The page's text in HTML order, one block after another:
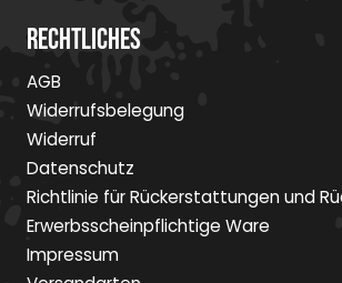
Rechtliches
AGB
Widerrufsbelegung
Widerruf
Datenschutz
Richtlinie für Rückerstattungen und
Erwerbsscheinpflichtige Ware
Impressum